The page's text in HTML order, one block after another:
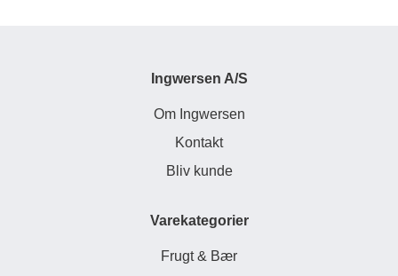
Ingwersen A/S
Om Ingwersen
Kontakt
Bliv kunde
Varekategorier
Frugt & Bær